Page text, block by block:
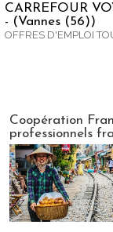
CARREFOUR
- (Vannes (56))
OFFRES D'EMPLOI
Coopération
professionnels